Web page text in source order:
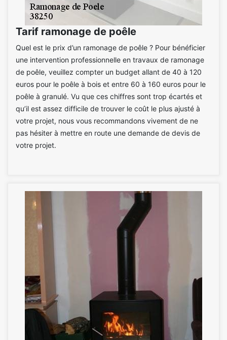
Tarif ramonage de poêle
Quel est le prix d’un ramonage de poêle ? Pour bénéficier
une intervention professionnelle en travaux de ramonage
de poêle, veuillez compter un budget allant de 40 à 120
euros pour le poêle à bois et entre 60 à 160 euros pour le
poêle à granulé. Vu que ces chiffres sont trop écartés et
qu’il est assez difficile de trouver le coût le plus ajusté à
votre projet, nous vous recommandons vivement de ne
pas hésiter à mettre en route une demande de devis de
votre projet.